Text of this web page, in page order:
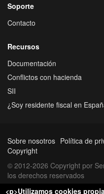
Soporte
Contacto
Recursos
Documentación
Conflictos con hacienda
SII
¿Soy residente fiscal en
Sobre nosotros Política de
Copyright
© 2012-2026 Copyright por
los derechos reservados
<p>Utilizamos cookies